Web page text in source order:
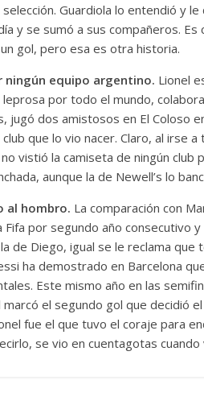
Guardiola lo entendió y
y se sumó a sus compañeros.
gol, pero esa es otra historia.
ningún equipo argentino. Lionel
por todo el mundo,
jugó dos amistosos en El Coloso
que lo vio nacer. Claro, al irse
vistió la camiseta de ningún
aunque la de Newell’s lo
al hombro. La comparación con
por segundo año consecutivo
de Diego, igual se le reclama
ha demostrado en Barcelona
Este mismo año en las
marcó el segundo gol que decidió
fue el que tuvo el coraje para
se vio en cuentagotas